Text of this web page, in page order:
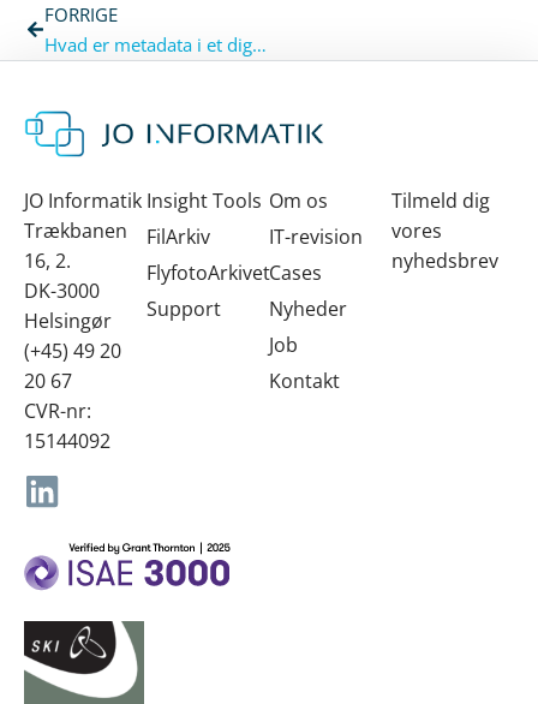
FORRIGE
Hvad er metadata i et digitalt arkiv?
SKI-leverandør
JO Informatik
Trækbanen
16, 2.
DK-3000
Helsingør
(+45) 49 20
20 67
CVR-nr:
15144092
Insight Tools
FilArkiv
FlyfotoArkivet
Support
Om os
IT-revision
Cases
Nyheder
Job
Kontakt
Tilmeld dig
vores
nyhedsbrev